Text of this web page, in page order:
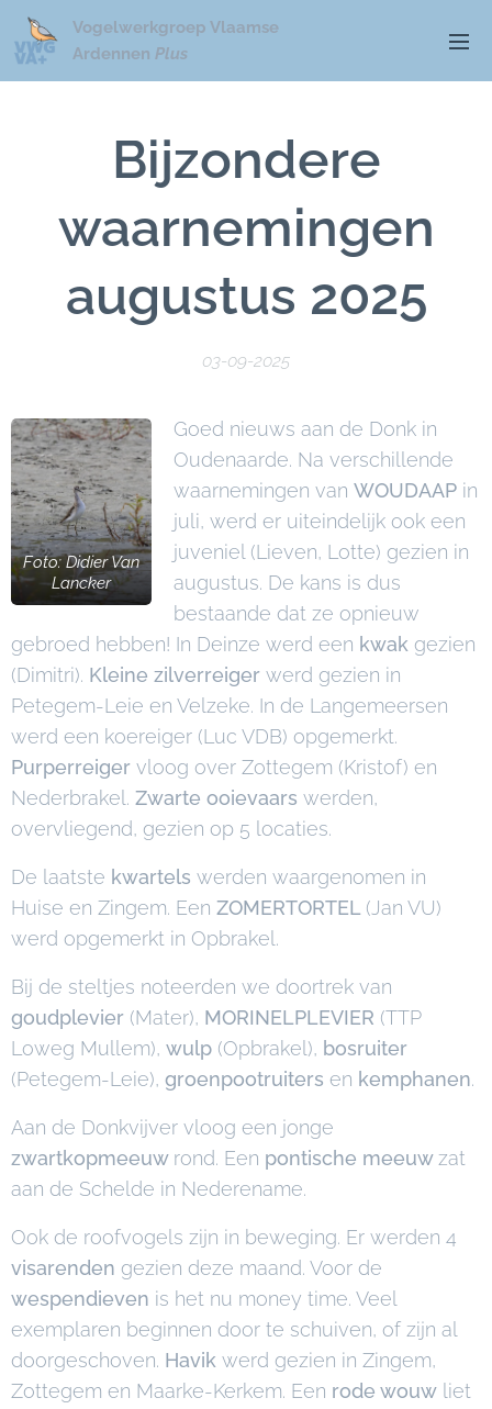
Vogelwerkgroep Vlaamse
Ardennen Plus
Bijzondere
waarnemingen
augustus 2025
03-09-2025
Foto: Didier Van
Lancker
Goed nieuws aan de Donk in
Oudenaarde. Na verschillende
waarnemingen van WOUDAAP in
juli, werd er uiteindelijk ook een
juveniel (Lieven, Lotte) gezien in
augustus. De kans is dus
bestaande dat ze opnieuw
gebroed hebben! In Deinze werd een kwak gezien
(Dimitri). Kleine zilverreiger werd gezien in
Petegem-Leie en Velzeke. In de Langemeersen
werd een koereiger (Luc VDB) opgemerkt.
Purperreiger vloog over Zottegem (Kristof) en
Nederbrakel. Zwarte ooievaars werden,
overvliegend, gezien op 5 locaties.
De laatste kwartels werden waargenomen in
Huise en Zingem. Een ZOMERTORTEL (Jan VU)
werd opgemerkt in Opbrakel.
Bij de steltjes noteerden we doortrek van
goudplevier (Mater), MORINELPLEVIER (TTP
Loweg Mullem), wulp (Opbrakel), bosruiter
(Petegem-Leie), groenpootruiters en kemphanen.
Aan de Donkvijver vloog een jonge
zwartkopmeeuw rond. Een pontische meeuw zat
aan de Schelde in Nederename.
Ook de roofvogels zijn in beweging. Er werden 4
visarenden gezien deze maand. Voor de
wespendieven is het nu money time. Veel
exemplaren beginnen door te schuiven, of zijn al
doorgeschoven. Havik werd gezien in Zingem,
Zottegem en Maarke-Kerkem. Een rode wouw liet